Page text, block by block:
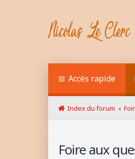
Accès rapide
Index du forum
Foire aux